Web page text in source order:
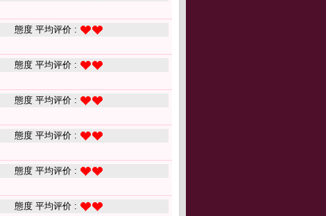
態度 平均评价 :
態度 平均评价 :
態度 平均评价 :
態度 平均评价 :
態度 平均评价 :
態度 平均评价 :